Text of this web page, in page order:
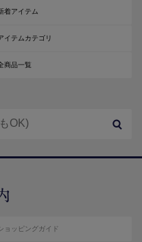
着アイテム
イテムカテゴリ
商品一覧
ョッピングガイド